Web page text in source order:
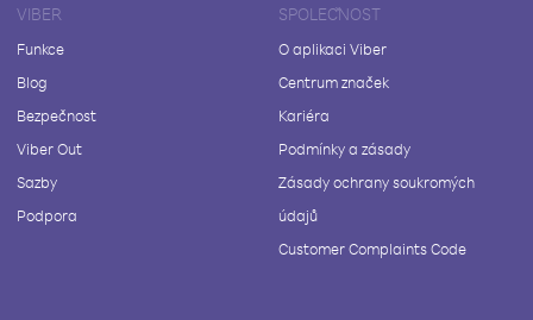
VIBER
Funkce
Blog
Bezpečnost
Viber Out
Sazby
Podpora
SPOLEČNOST
O aplikaci Viber
Centrum značek
Kariéra
Podmínky a zásady
Zásady ochrany soukromých
údajů
Customer Complaints Code